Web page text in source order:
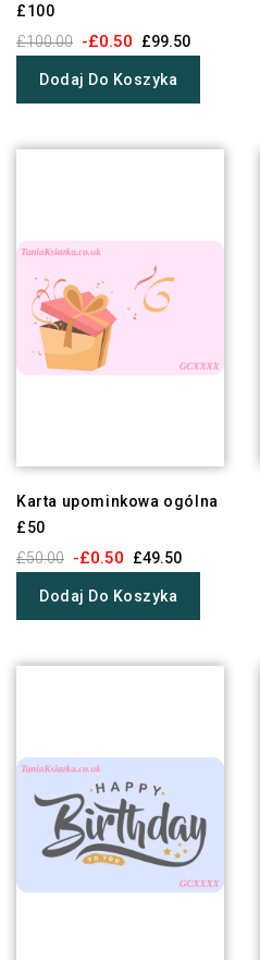
£100
£100.00 -£0.50 £99.50
Dodaj Do Koszyka
Karta upominkowa ogólna
£50
£50.00 -£0.50 £49.50
Dodaj Do Koszyka